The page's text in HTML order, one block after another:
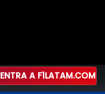
ENTRA A F1LATAM.COM